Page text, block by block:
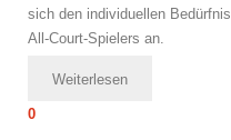
sich den individuellen
All-Court-Spielers an.
Weiterlesen
0